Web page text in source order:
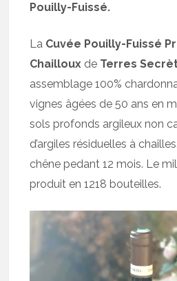
Pouilly-Fuissé.
La Cuvée Pouilly-Fuissé
Chailloux de Terres
assemblage 100%
vignes âgées de 50 ans en
sols profonds argileux non
d’argiles résiduelles à
chêne pedant 12 mois. Le
produit en 1218 bouteilles.